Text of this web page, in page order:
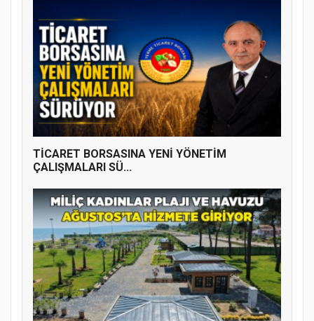
YENİ PARTİ TERME İLÇE BAŞKANLIĞINDA
ÜYE KATILIM PROGRAMI
TİCARET BORSASINA YENİ YÖNETİM
ÇALIŞMALARI SÜ...